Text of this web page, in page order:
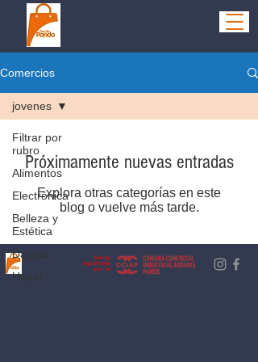
Comercios
Filtrar por
rubro
Alimentos
Electrónica
Belleza y
Estética
Damas
Hogar
jovenes
Próximamente nuevas entradas
Explora otras categorías en este
blog o vuelve más tarde.
Marca
registrada
por la